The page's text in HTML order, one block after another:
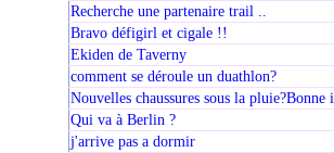
Recherche une partenaire trail ..
Bravo défigirl et cigale !!
Ekiden de Taverny
comment se déroule un duathlon?
Nouvelles chaussures sous la pluie?Bonne
Qui va à Berlin ?
j'arrive pas a dormir